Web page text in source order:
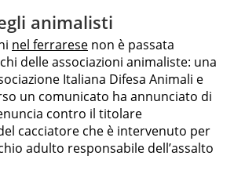
animalisti
nel ferrarese non è passata
delle associazioni animaliste: una
Italiana Difesa Animali e
un comunicato ha annunciato di
contro il titolare
cacciatore che è intervenuto per
adulto responsabile dell’assalto